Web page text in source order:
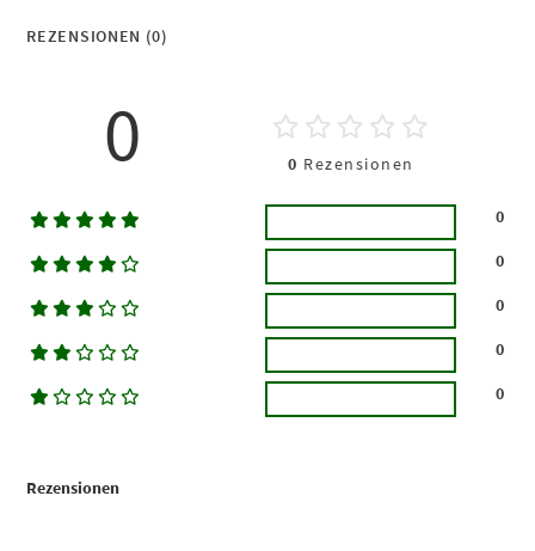
REZENSIONEN (0)
Rezensionen
0 0 Rezensionen
0
0
0
0
0